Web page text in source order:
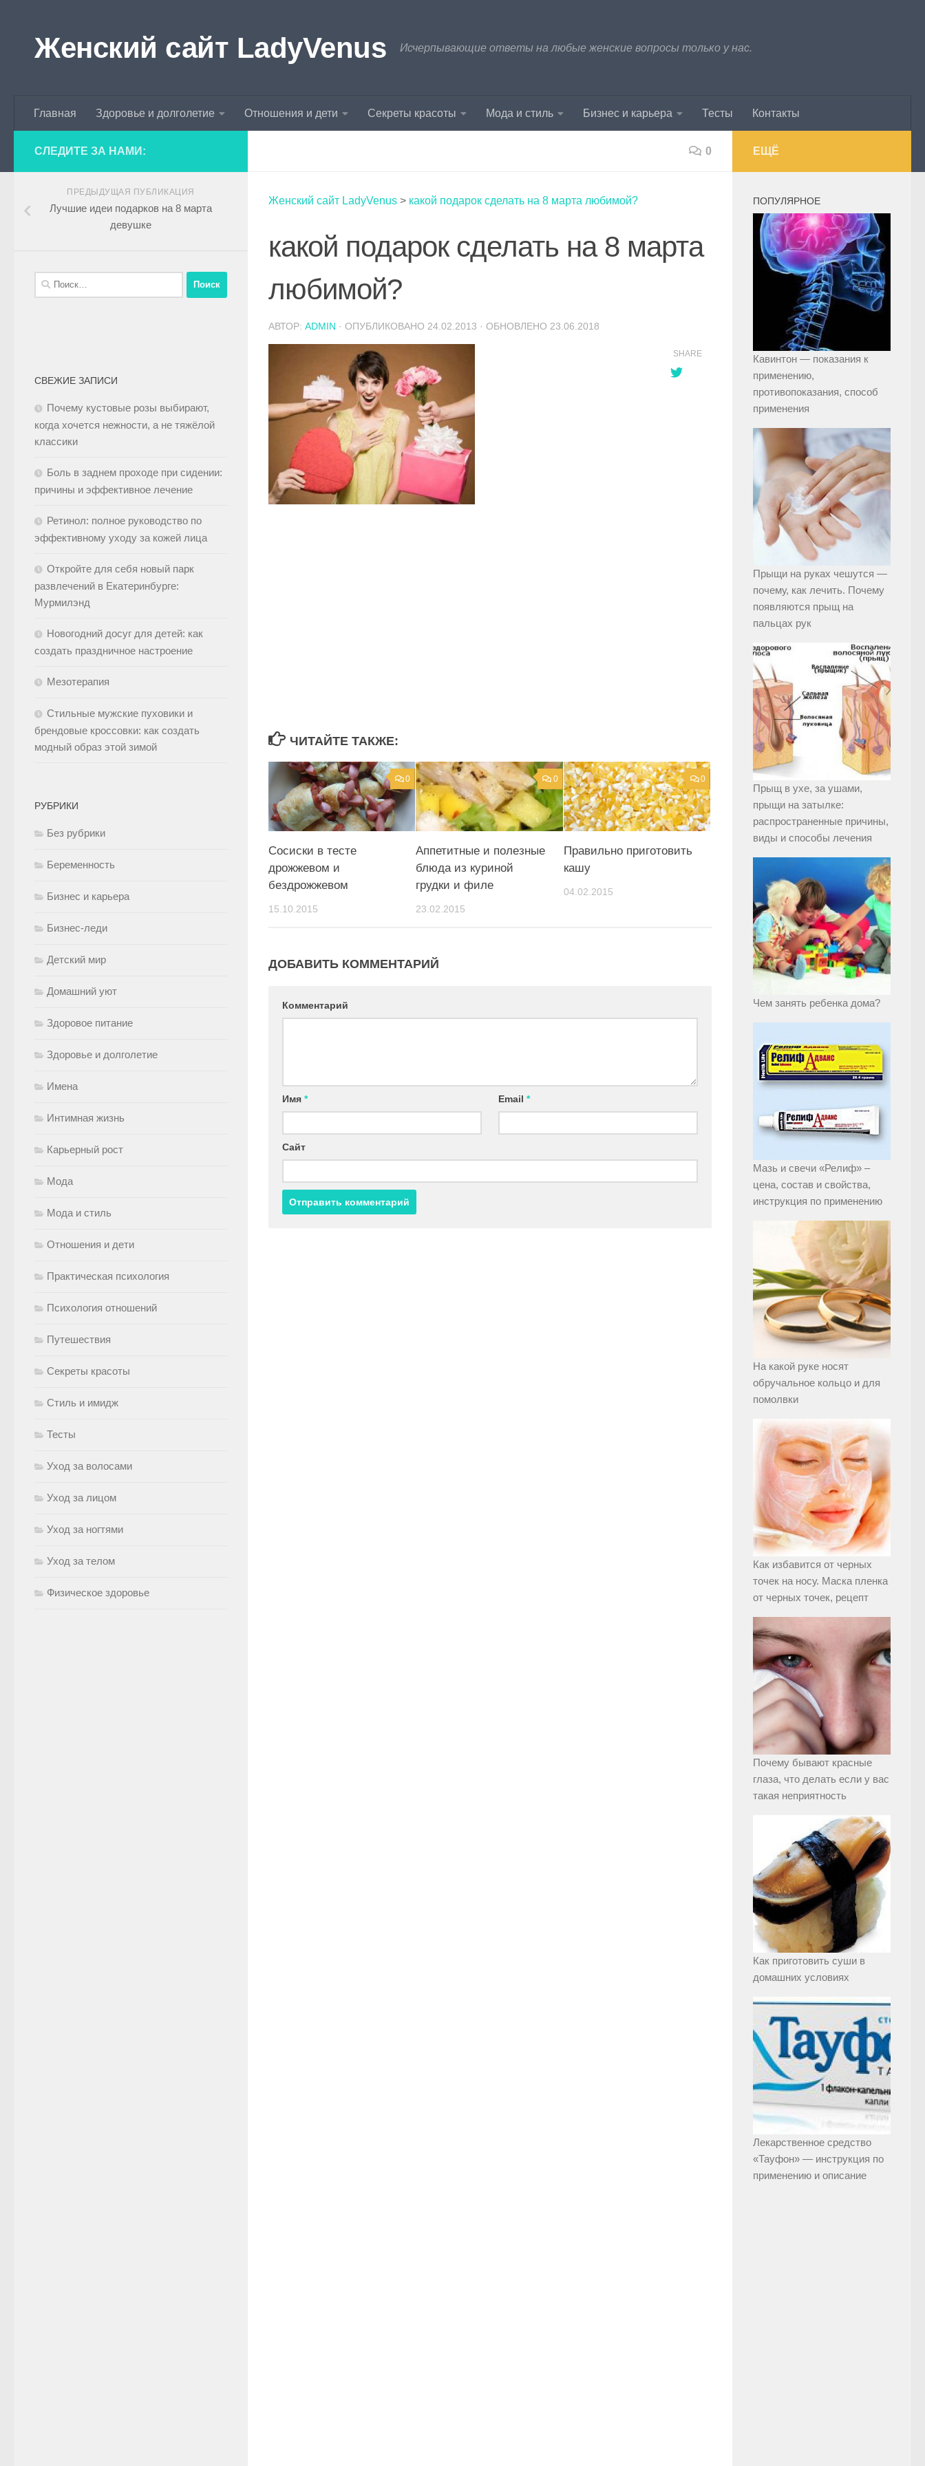
Женский сайт LadyVenus Исчерпывающие ответы на любые женские вопросы только у нас.
Главная Здоровье и долголетие Отношения и дети Секреты красоты Мода и стиль Бизнес и карьера Тесты Контакты
0
Женский сайт LadyVenus > какой подарок сделать на 8 марта любимой?
какой подарок сделать на 8 марта
любимой?
АВТОР: ADMIN · ОПУБЛИКОВАНО 24.02.2013 · ОБНОВЛЕНО 23.06.2018
SHARE
ЧИТАЙТЕ ТАКЖЕ:
0
Сосиски в тесте
дрожжевом и
бездрожжевом
15.10.2015
0
Аппетитные и полезные
блюда из куриной
грудки и филе
23.02.2015
0
Правильно приготовить
кашу
04.02.2015
ДОБАВИТЬ КОММЕНТАРИЙ
Комментарий
Имя * Email*
Сайт
СЛЕДИТЕ ЗА НАМИ:
ПРЕДЫДУЩАЯ ПУБЛИКАЦИЯ
Лучшие идеи подарков на 8 марта
девушке
СВЕЖИЕ ЗАПИСИ
Почему кустовые розы выбирают,
когда хочется нежности, а не тяжёлой
классики
Боль в заднем проходе при сидении:
причины и эффективное лечение
Ретинол: полное руководство по
эффективному уходу за кожей лица
Откройте для себя новый парк
развлечений в Екатеринбурге:
Мурмилэнд
Новогодний досуг для детей: как
создать праздничное настроение
Мезотерапия
Стильные мужские пуховики и
брендовые кроссовки: как создать
модный образ этой зимой
РУБРИКИ
Без рубрики
Беременность
Бизнес и карьера
Бизнес-леди
Детский мир
Домашний уют
Здоровое питание
Здоровье и долголетие
Имена
Интимная жизнь
Карьерный рост
Мода
Мода и стиль
Отношения и дети
Практическая психология
Психология отношений
Путешествия
Секреты красоты
Стиль и имидж
Тесты
Уход за волосами
Уход за лицом
Уход за ногтями
Уход за телом
Физическое здоровье
ЕЩЁ
ПОПУЛЯРНОЕ
Кавинтон — показания к
применению,
противопоказания, способ
применения
Прыщи на руках чешутся —
почему, как лечить. Почему
появляются прыщ на
пальцах рук
Прыщ в ухе, за ушами,
прыщи на затылке:
распространенные причины,
виды и способы лечения
Чем занять ребенка дома?
Мазь и свечи «Релиф» –
цена, состав и свойства,
инструкция по применению
На какой руке носят
обручальное кольцо и для
помолвки
Как избавится от черных
точек на носу. Маска пленка
от черных точек, рецепт
Почему бывают красные
глаза, что делать если у вас
такая неприятность
Как приготовить суши в
домашних условиях
Лекарственное средство
«Тауфон» — инструкция по
применению и описание